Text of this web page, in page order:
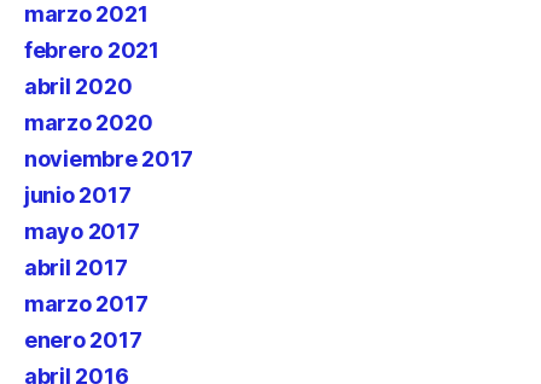
marzo 2021
febrero 2021
abril 2020
marzo 2020
noviembre 2017
junio 2017
mayo 2017
abril 2017
marzo 2017
enero 2017
abril 2016